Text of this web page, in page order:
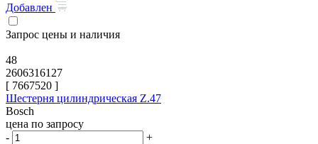
Добавлен
Запрос цены и наличия
48
2606316127
[ 7667520 ]
Шестерня цилиндрическая Z.47
Bosch
цена по запросу
-
+